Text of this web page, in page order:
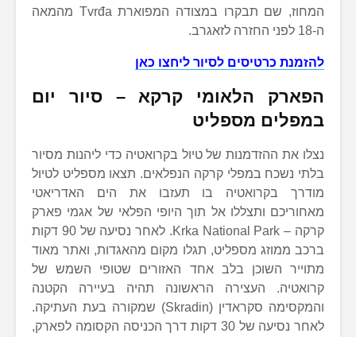
המחוז, שם תבקרו במצודה המפוארת Tvrđa מהמאה
ה-18 לפני החזרה לזאגרב.
להזמנת כרטיסים לסיור ליחצו כאן
הפארק הלאומי קרקא – סיור יום
במפלים מספליט
נצלו את ההזדמנות של טיול בקרואטיה כדי ליהנות מסיור
בלתי נשכח במפלי קרקה הנפלאים. תצאו מספליט לטיול
מודרך בקרואטיה בו תעזבו את הים האדריאטי
מאחוריכם ותצללו אל תוך היופי הפלאי של אגמי פארק
קרקה – Krka National Park. לאחר נסיעה של 90 דקות
ברכב ממוזג מספליט, תגלו מקום מהאגדות, ואתר מאוד
מתוייר השוכן בלב אחד האזורים שטופי השמש של
קרואטיה. העצירה הראשונה תהיה בעיירה הקטנה
והמקסימה סקראדין (Skradin) שמקורה בעת העתיקה.
לאחר נסיעה של 30 דקות דרך הכניסה הקסומה לפארק,